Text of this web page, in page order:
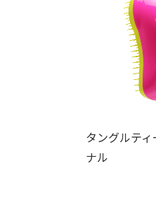
タングルテ
ナル